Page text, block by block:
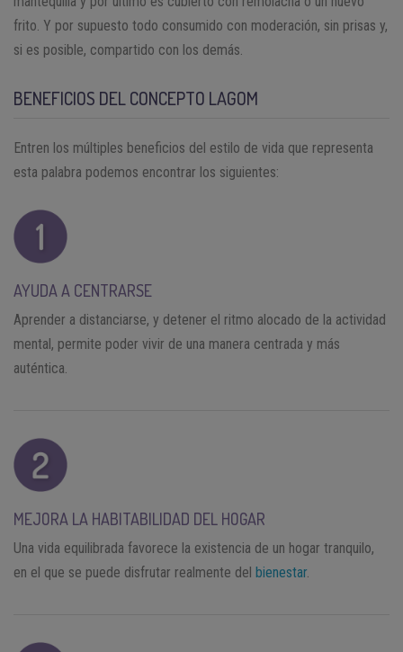
frito. Y por supuesto todo consumido con moderación, sin prisas y,
si es posible, compartido con los demás.
BENEFICIOS DEL CONCEPTO LAGOM
Entren los múltiples beneficios del estilo de vida que representa
esta palabra podemos encontrar los siguientes:
AYUDA A CENTRARSE
Aprender a distanciarse, y detener el ritmo alocado de la actividad
mental, permite poder vivir de una manera centrada y más
auténtica.
MEJORA LA HABITABILIDAD DEL HOGAR
Una vida equilibrada favorece la existencia de un hogar tranquilo,
en el que se puede disfrutar realmente del bienestar.